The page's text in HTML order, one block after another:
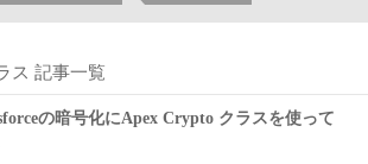
ス 記事一覧
の暗号化にApex Crypto クラスを使って